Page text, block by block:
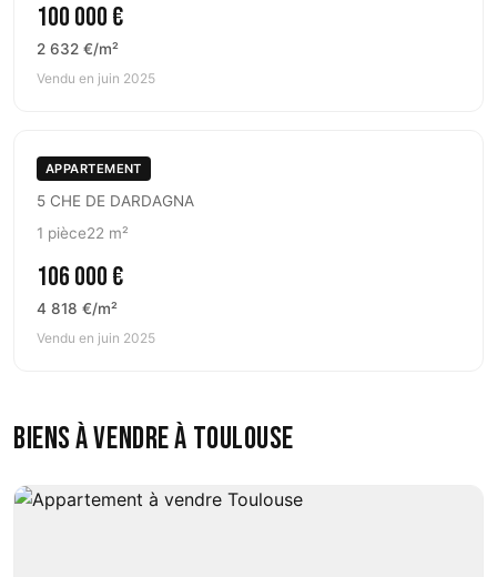
100 000 €
2 632 €/m²
Vendu en juin 2025
APPARTEMENT
5 CHE DE DARDAGNA
1 pièce22 m²
106 000 €
4 818 €/m²
Vendu en juin 2025
Biens à vendre à Toulouse